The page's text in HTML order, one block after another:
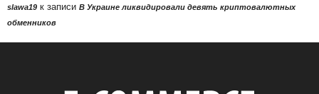
slawa19 к записи В Украине ликвидировали девять криптовалютных
обменников